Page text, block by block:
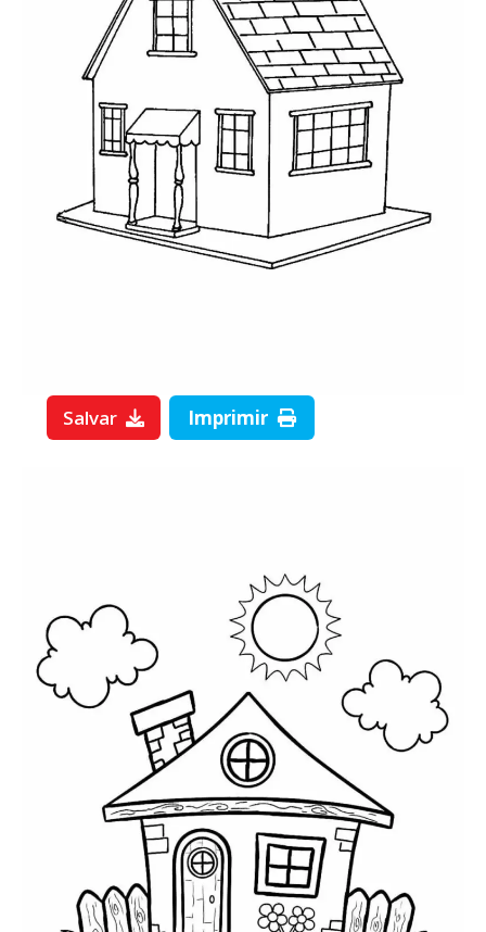
Salvar Imprimir